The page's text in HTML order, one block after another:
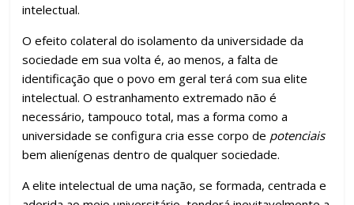
intelectual.
O efeito colateral do isolamento da universidade da
sociedade em sua volta é, ao menos, a falta de
identificação que o povo em geral terá com sua elite
intelectual. O estranhamento extremado não é
necessário, tampouco total, mas a forma como a
universidade se configura cria esse corpo de potenciais
bem alienígenas dentro de qualquer sociedade.
A elite intelectual de uma nação, se formada, centrada e